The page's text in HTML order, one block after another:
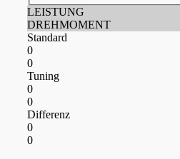
LEISTUNG
DREHMOMENT
Standard
0
0
Tuning
0
0
Differenz
0
0